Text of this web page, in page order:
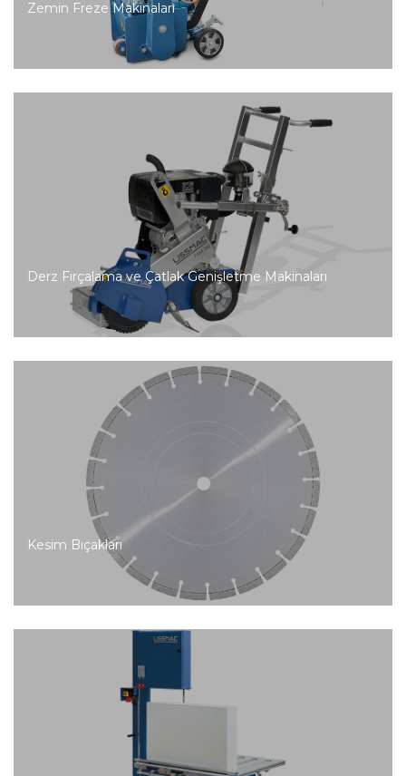
Zemin Freze Makinaları
Derz Fırçalama ve Çatlak Genişletme Makinaları
Kesim Bıçakları